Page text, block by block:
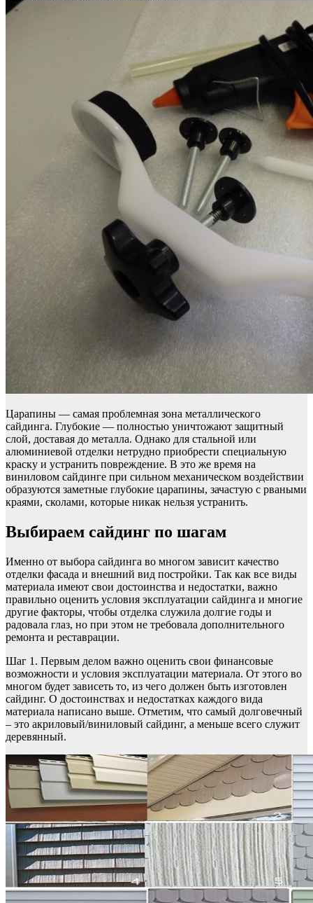
Царапины — самая проблемная зона металлического
сайдинга. Глубокие — полностью уничтожают защитный
слой, доставая до металла. Однако для стальной или
алюминиевой отделки нетрудно приобрести специальную
краску и устранить повреждение. В это же время на
виниловом сайдинге при сильном механическом воздействии
образуются заметные глубокие царапины, зачастую с рваными
краями, сколами, которые никак нельзя устранить.
Выбираем сайдинг по шагам
Именно от выбора сайдинга во многом зависит качество
отделки фасада и внешний вид постройки. Так как все виды
материала имеют свои достоинства и недостатки, важно
правильно оценить условия эксплуатации сайдинга и многие
другие факторы, чтобы отделка служила долгие годы и
радовала глаз, но при этом не требовала дополнительного
ремонта и реставрации.
Шаг 1. Первым делом важно оценить свои финансовые
возможности и условия эксплуатации материала. От этого во
многом будет зависеть то, из чего должен быть изготовлен
сайдинг. О достоинствах и недостатках каждого вида
материала написано выше. Отметим, что самый долговечный
– это акриловый/виниловый сайдинг, а меньше всего служит
деревянный.